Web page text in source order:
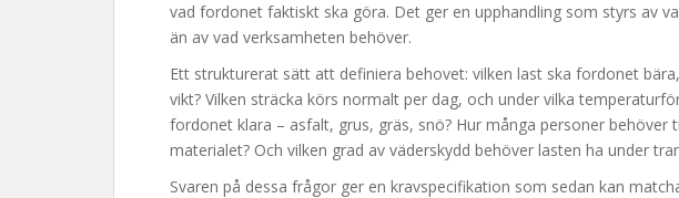
vad fordonet faktiskt ska göra. Det ger en upphandling som styrs av
än av vad verksamheten behöver.
Ett strukturerat sätt att definiera behovet: vilken last ska fordonet
vikt? Vilken sträcka körs normalt per dag, och under vilka
fordonet klara – asfalt, grus, gräs, snö? Hur många personer behöver
materialet? Och vilken grad av väderskydd behöver lasten ha under
Svaren på dessa frågor ger en kravspecifikation som sedan kan